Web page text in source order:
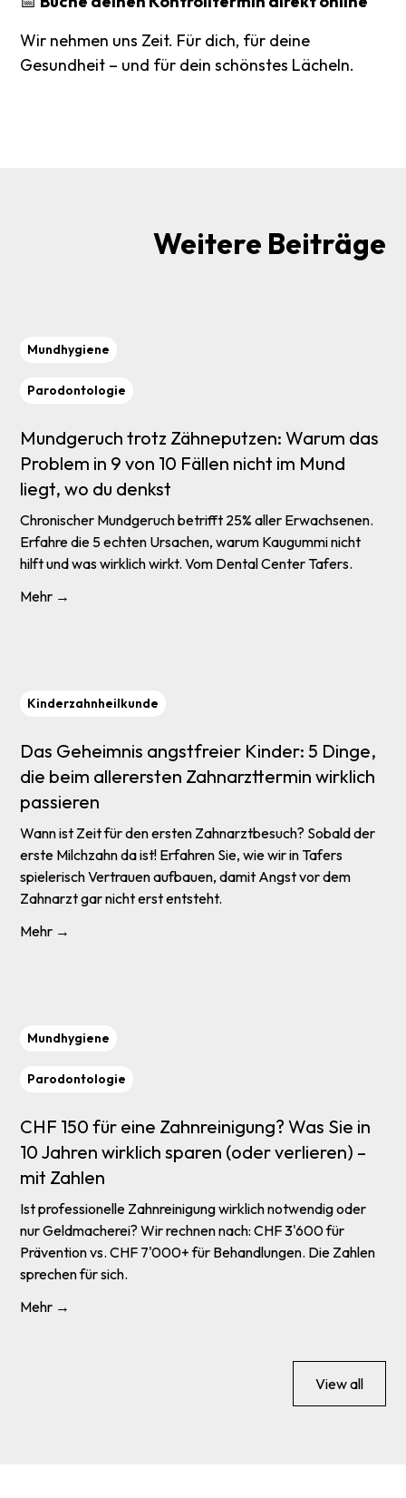
Wir nehmen uns Zeit. Für dich, für deine
Gesundheit – und für dein schönstes Lächeln.
Weitere Beiträge
Mundhygiene
Parodontologie
Mundgeruch trotz Zähneputzen: Warum das
Problem in 9 von 10 Fällen nicht im Mund
liegt, wo du denkst
Chronischer Mundgeruch betrifft 25% aller Erwachsenen.
Erfahre die 5 echten Ursachen, warum Kaugummi nicht
hilft und was wirklich wirkt. Vom Dental Center Tafers.
Mehr →
Kinderzahnheilkunde
Das Geheimnis angstfreier Kinder: 5 Dinge,
die beim allerersten Zahnarzttermin wirklich
passieren
Wann ist Zeit für den ersten Zahnarztbesuch? Sobald der
erste Milchzahn da ist! Erfahren Sie, wie wir in Tafers
spielerisch Vertrauen aufbauen, damit Angst vor dem
Zahnarzt gar nicht erst entsteht.
Mehr →
Mundhygiene
Parodontologie
CHF 150 für eine Zahnreinigung? Was Sie in
10 Jahren wirklich sparen (oder verlieren) –
mit Zahlen
Ist professionelle Zahnreinigung wirklich notwendig oder
nur Geldmacherei? Wir rechnen nach: CHF 3'600 für
Prävention vs. CHF 7'000+ für Behandlungen. Die Zahlen
sprechen für sich.
Mehr →
View all